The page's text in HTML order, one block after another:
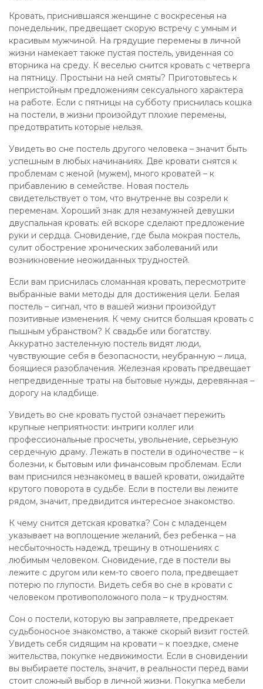
Кровать, приснившаяся женщине с воскресенья на
понедельник, предвещает скорую встречу с умным и
красивым мужчиной. На грядущие перемены в личной
жизни намекает также пустая постель, увиденная со
вторника на среду. К веселью снится кровать с четверга
на пятницу. Простыни на ней смяты? Приготовьтесь к
непристойным предложениям сексуального характера
на работе. Если с пятницы на субботу приснилась кошка
на постели, в жизни произойдут плохие перемены,
предотвратить которые нельзя.
Увидеть во сне постель другого человека – значит быть
успешным в любых начинаниях. Две кровати снятся к
проблемам с женой (мужем), много кроватей – к
прибавлению в семействе. Новая постель
свидетельствует о том, что внутренне вы созрели к
переменам. Хороший знак для незамужней девушки
двуспальная кровать: ей вскоре сделают предложение
руки и сердца. Сновидение, где была мокрая постель,
сулит обострение хронических заболеваний или
возникновение неожиданных трудностей.
Если вам приснилась сломанная кровать, пересмотрите
выбранные вами методы для достижения цели. Белая
постель – сигнал, что в вашей жизни произойдут
позитивные изменения. К чему снится большая кровать с
пышным убранством? К свадьбе или богатству.
Аккуратно застеленную постель видят люди,
чувствующие себя в безопасности, неубранную – лица,
боящиеся разоблачения. Железная кровать предвещает
непредвиденные траты на бытовые нужды, деревянная –
дорогу на кладбище.
Увидеть во сне кровать пустой означает пережить
крупные неприятности: интриги коллег или
профессиональные просчеты, увольнение, серьезную
сердечную драму. Лежать в постели в одиночестве – к
болезни, к бытовым или финансовым проблемам. Если
вам приснился незнакомец в вашей кровати, ожидайте
крутого поворота в судьбе. Если в постели вы лежите
рядом, значит, предвидится интересное знакомство.
К чему снится детская кроватка? Сон с младенцем
указывает на воплощение желаний, без ребенка – на
несбыточность надежд, трещину в отношениях с
любимым человеком. Сновидение, где в постели вы
лежите с другом или кем-то своего пола, предвещает
потерю по глупости. Видеть себя во сне в кровати с
человеком противоположного пола – к трудностям.
Сон о постели, которую вы заправляете, предрекает
судьбоносное знакомство, а также скорый визит гостей.
Увидеть себя сидящим на кровати – к поездке, смене
жительства, покупке недвижимости. Если в сновидении
вы выбираете постель, значит, в реальности перед вами
стоит сложный выбор в личной жизни. Покупка мебели